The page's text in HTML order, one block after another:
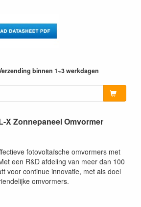
binnen 1~3 werkdagen
X Zonnepaneel Omvormer
fotovoltaïsche omvormers met
een R&D afdeling van meer dan 100
voor continue innovatie, met als doel
omvormers.